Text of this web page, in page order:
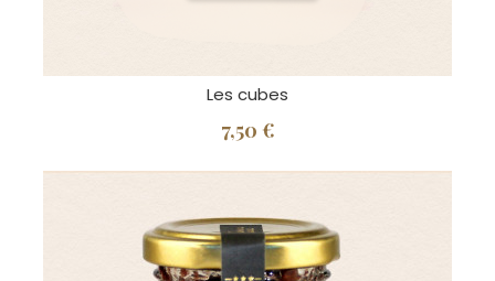
Les cubes
7,50 €